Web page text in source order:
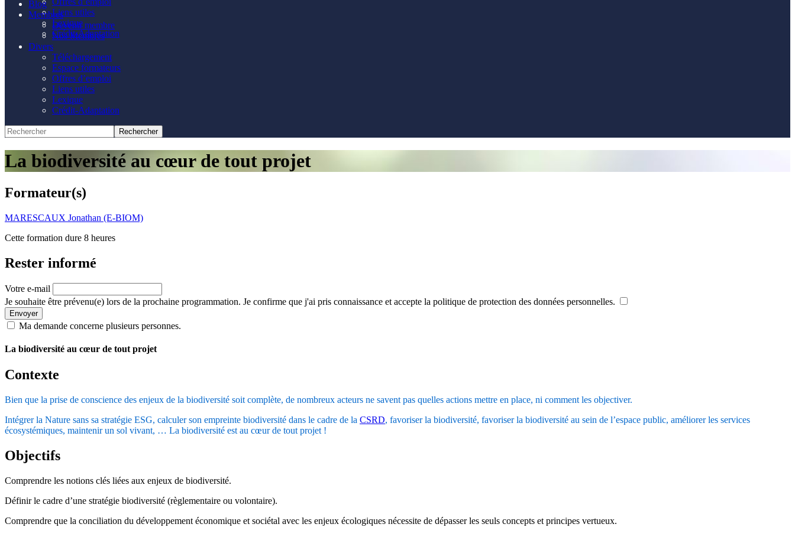
Liens utiles
Lexique
Crédit-Adaptation
Blog
Membres
Devenir membre
Nos Membres
Divers
Téléchargement
Espace formateurs
Offres d’emploi
Liens utiles
Lexique
Crédit-Adaptation
La biodiversité au cœur de tout projet
Formateur(s)
MARESCAUX Jonathan (E-BIOM)
Cette formation dure 8 heures
Rester informé
Votre e-mail
Je souhaite être prévenu(e) lors de la prochaine programmation. Je confirme que j'ai pris connaissance et accepte la politique de protection des données personnelles.
Envoyer
Ma demande concerne plusieurs personnes.
La biodiversité au cœur de tout projet
Contexte
Bien que la prise de conscience des enjeux de la biodiversité soit complète, de nombreux acteurs ne savent pas quelles actions mettre en place, ni comment les objectiver.
Intégrer la Nature sans sa stratégie ESG, calculer son empreinte biodiversité dans le cadre de la CSRD, favoriser la biodiversité, favoriser la biodiversité au sein de l’espace public, améliorer les services
écosystémiques, maintenir un sol vivant, … La biodiversité est au cœur de tout projet !
Objectifs
Comprendre les notions clés liées aux enjeux de biodiversité.
Définir le cadre d’une stratégie biodiversité (règlementaire ou volontaire).
Comprendre que la conciliation du développement économique et sociétal avec les enjeux écologiques nécessite de dépasser les seuls concepts et principes vertueux.